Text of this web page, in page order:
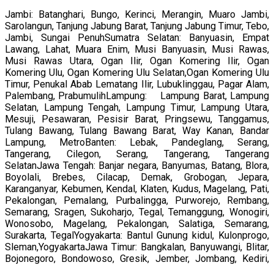
Jambi: Batanghari, Bungo, Kerinci, Merangin, Muaro Jambi,
Sarolangun, Tanjung Jabung Barat, Tanjung Jabung Timur, Tebo,
Jambi, Sungai PenuhSumatra Selatan: Banyuasin, Empat
Lawang, Lahat, Muara Enim, Musi Banyuasin, Musi Rawas,
Musi Rawas Utara, Ogan Ilir, Ogan Komering Ilir, Ogan
Komering Ulu, Ogan Komering Ulu Selatan,Ogan Komering Ulu
Timur, Penukal Abab Lematang Ilir, Lubuklinggau, Pagar Alam,
Palembang, PrabumulihLampung: Lampung Barat, Lampung
Selatan, Lampung Tengah, Lampung Timur, Lampung Utara,
Mesuji, Pesawaran, Pesisir Barat, Pringsewu, Tanggamus,
Tulang Bawang, Tulang Bawang Barat, Way Kanan, Bandar
Lampung, MetroBanten: Lebak, Pandeglang, Serang,
Tangerang, Cilegon, Serang, Tangerang, Tangerang
SelatanJawa Tengah: Banjar negara, Banyumas, Batang, Blora,
Boyolali, Brebes, Cilacap, Demak, Grobogan, Jepara,
Karanganyar, Kebumen, Kendal, Klaten, Kudus, Magelang, Pati,
Pekalongan, Pemalang, Purbalingga, Purworejo, Rembang,
Semarang, Sragen, Sukoharjo, Tegal, Temanggung, Wonogiri,
Wonosobo, Magelang, Pekalongan, Salatiga, Semarang,
Surakarta, TegalYogyakarta: Bantul Gunung kidul, Kulonprogo,
Sleman,YogyakartaJawa Timur: Bangkalan, Banyuwangi, Blitar,
Bojonegoro, Bondowoso, Gresik, Jember, Jombang, Kediri,